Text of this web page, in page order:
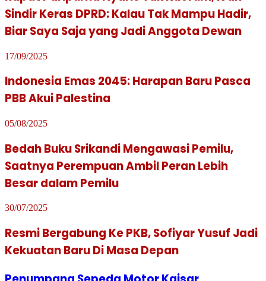
Sindir Keras DPRD: Kalau Tak Mampu Hadir,
Biar Saya Saja yang Jadi Anggota Dewan
17/09/2025
Indonesia Emas 2045: Harapan Baru Pasca
PBB Akui Palestina
05/08/2025
Bedah Buku Srikandi Mengawasi Pemilu,
Saatnya Perempuan Ambil Peran Lebih
Besar dalam Pemilu
30/07/2025
Resmi Bergabung Ke PKB, Sofiyar Yusuf Jadi
Kekuatan Baru Di Masa Depan